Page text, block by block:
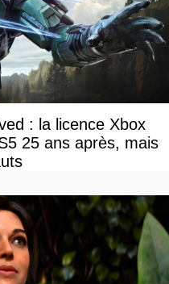
: la licence Xbox
25 ans après, mais